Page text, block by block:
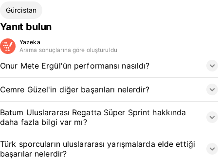
Gürcistan
Yanıt bulun
Yazeka
Arama sonuçlarına göre oluşturuldu
Onur Mete Ergül'ün performansı nasıldı?
Cemre Güzel'in diğer başarıları nelerdir?
Batum Uluslararası Regatta Süper Sprint hakkında
daha fazla bilgi var mı?
Türk sporcuların uluslararası yarışmalarda elde ettiği
başarılar nelerdir?